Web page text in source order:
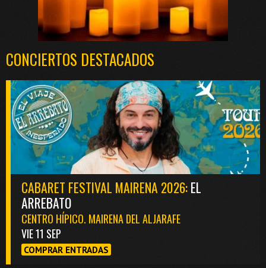
CONCIERTOS DESTACADOS
CABARET FESTIVAL MAIRENA 2026:EL
ARREBATO
CENTRO HÍPICO. MAIRENA DEL ALJARAFE
VIE 11 SEP
COMPRAR ENTRADAS